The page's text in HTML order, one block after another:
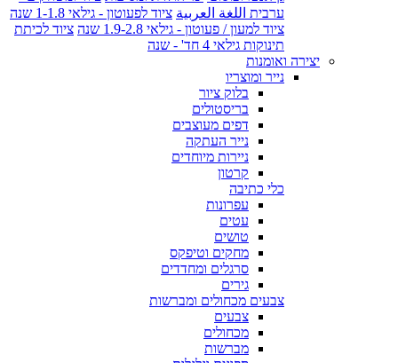
ערבית اللغة العربية ציוד לפעוטון - גילאי 1-1.8 שנה
ציוד למעון / פעוטון - גילאי 1.9-2.8 שנה
ציוד לכיתת
תינוקות גילאי 4 חד' - שנה
יצירה ואומנות
נייר ומוצריו
בלוק ציור
בריסטולים
דפים מעוצבים
נייר העתקה
ניירות מיוחדים
קרטון
כלי כתיבה
עפרונות
עטים
טושים
מחקים וטיפקס
סרגלים ומחדדים
גירים
צבעים מכחולים ומברשות
צבעים
מכחולים
מברשות